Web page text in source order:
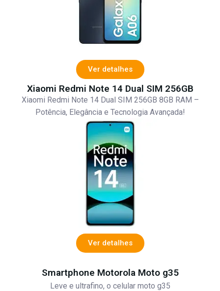
Ver detalhes
Xiaomi Redmi Note 14 Dual SIM 256GB
Xiaomi Redmi Note 14 Dual SIM 256GB 8GB RAM –
Potência, Elegância e Tecnologia Avançada!
Ver detalhes
Smartphone Motorola Moto g35
Leve e ultrafino, o celular moto g35